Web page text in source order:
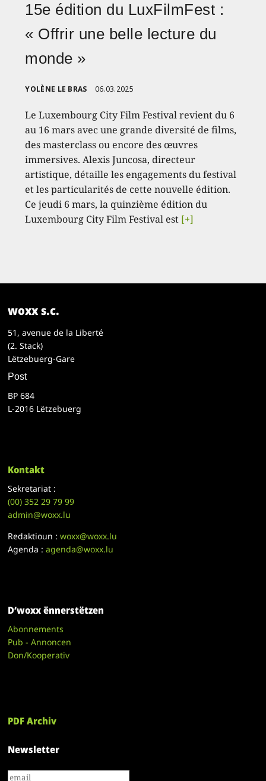
15e édition du LuxFilmFest :
« Offrir une belle lecture du
monde »
YOLÈNE LE BRAS 06.03.2025
Le Luxembourg City Film Festival revient du 6
au 16 mars avec une grande diversité de films,
des masterclass ou encore des œuvres
immersives. Alexis Juncosa, directeur
artistique, détaille les engagements du festival
et les particularités de cette nouvelle édition.
Ce jeudi 6 mars, la quinzième édition du
Luxembourg City Film Festival est [+]
woxx s.c.
51, avenue de la Liberté
(2. Stack)
Lëtzebuerg-Gare
Post
BP 684
L-2016 Lëtzebuerg
Kontakt
Sekretariat :
(00)352 29 79 99
admin@woxx.lu
Redaktioun :woxx@woxx.lu
Agenda :agenda@woxx.lu
D’woxx ënnerstëtzen
Abonnements
Pub - Annoncen
Don/Kooperativ
PDF Archiv
Newsletter